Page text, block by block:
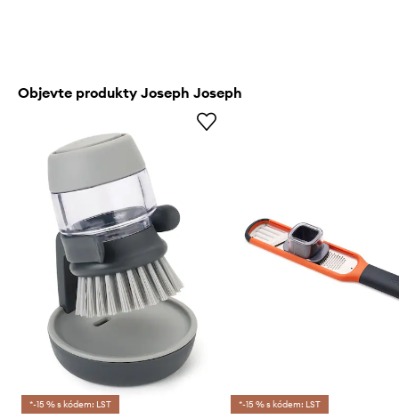
Objevte produkty Joseph Joseph
*-15 % s kódem: LST *-15 % s kódem: LST